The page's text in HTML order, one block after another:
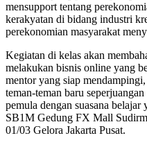
mensupport tentang
kerakyatan di bidang industri
perekonomian masyarakat
Kegiatan di kelas akan
melakukan bisnis online yang
mentor yang siap
teman-teman baru
pemula dengan suasana
SB1M Gedung FX Mall
01/03 Gelora Jakarta Pusat.